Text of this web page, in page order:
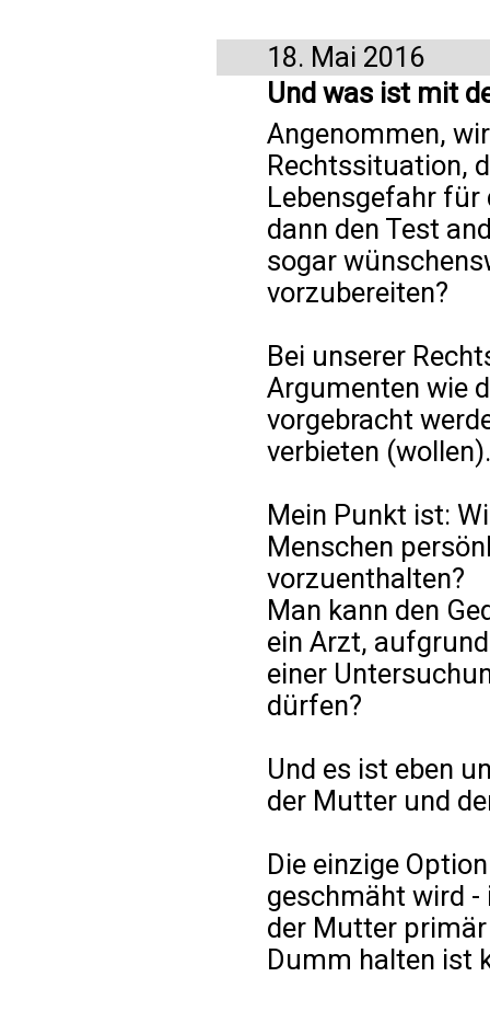
18. Mai 2016
Und was ist mit
Angenommen,
Rechtssituation,
Lebensgefahr
dann den Test
sogar
vorzubereiten?
Bei unserer
Argumenten wie
vorgebracht
verbieten (wollen).
Mein Punkt ist:
Menschen
vorzuenthalten?
Man kann den
ein Arzt,
einer
dürfen?
Und es ist eben
der Mutter und
Die einzige
geschmäht wird -
der Mutter
Dumm halten ist